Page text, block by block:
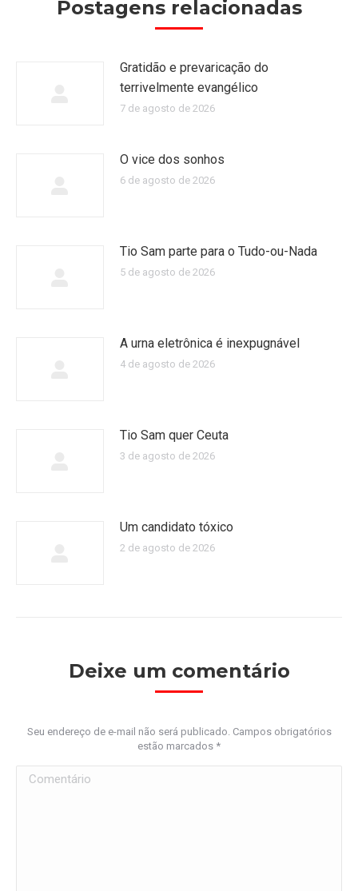
Postagens relacionadas
Gratidão e prevaricação do
terrivelmente evangélico
7 de agosto de 2026
O vice dos sonhos
6 de agosto de 2026
Tio Sam parte para o Tudo-ou-Nada
5 de agosto de 2026
A urna eletrônica é inexpugnável
4 de agosto de 2026
Tio Sam quer Ceuta
3 de agosto de 2026
Um candidato tóxico
2 de agosto de 2026
Deixe um comentário
Seu endereço de e-mail não será publicado. Campos obrigatórios
estão marcados *
Comentário